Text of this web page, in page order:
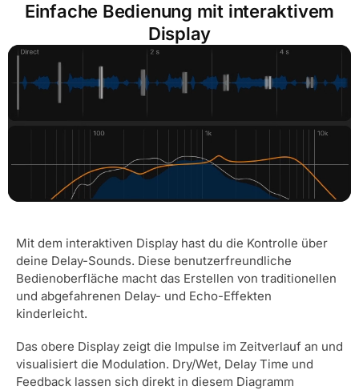
Einfache Bedienung mit interaktivem
Display
Mit dem interaktiven Display hast du die Kontrolle über
deine Delay-Sounds. Diese benutzerfreundliche
Bedienoberfläche macht das Erstellen von traditionellen
und abgefahrenen Delay- und Echo-Effekten
kinderleicht.
Das obere Display zeigt die Impulse im Zeitverlauf an und
visualisiert die Modulation. Dry/Wet, Delay Time und
Feedback lassen sich direkt in diesem Diagramm